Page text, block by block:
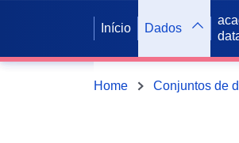
Início Dados
Home Conjuntos de